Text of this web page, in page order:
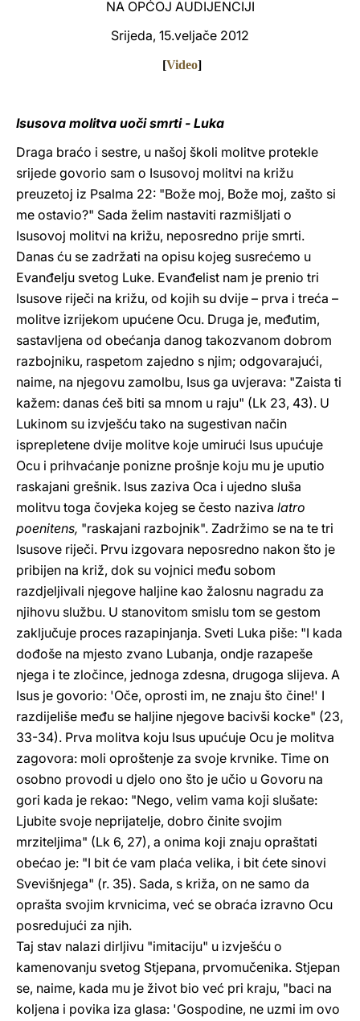
NA OPĆOJ AUDIJENCIJI
Srijeda, 15.veljače 2012
[Video]
Isusova molitva uoči smrti - Luka
Draga braćo i sestre, u našoj školi molitve protekle
srijede govorio sam o Isusovoj molitvi na križu
preuzetoj iz Psalma 22: "Bože moj, Bože moj, zašto si
me ostavio?" Sada želim nastaviti razmišljati o
Isusovoj molitvi na križu, neposredno prije smrti.
Danas ću se zadržati na opisu kojeg susrećemo u
Evanđelju svetog Luke. Evanđelist nam je prenio tri
Isusove riječi na križu, od kojih su dvije – prva i treća –
molitve izrijekom upućene Ocu. Druga je, međutim,
sastavljena od obećanja danog takozvanom dobrom
razbojniku, raspetom zajedno s njim; odgovarajući,
naime, na njegovu zamolbu, Isus ga uvjerava: "Zaista ti
kažem: danas ćeš biti sa mnom u raju" (Lk 23, 43). U
Lukinom su izvješću tako na sugestivan način
isprepletene dvije molitve koje umirući Isus upućuje
Ocu i prihvaćanje ponizne prošnje koju mu je uputio
raskajani grešnik. Isus zaziva Oca i ujedno sluša
molitvu toga čovjeka kojeg se često naziva latro
poenitens, "raskajani razbojnik". Zadržimo se na te tri
Isusove riječi. Prvu izgovara neposredno nakon što je
pribijen na križ, dok su vojnici među sobom
razdjeljivali njegove haljine kao žalosnu nagradu za
njihovu službu. U stanovitom smislu tom se gestom
zaključuje proces razapinjanja. Sveti Luka piše: "I kada
dođoše na mjesto zvano Lubanja, ondje razapeše
njega i te zločince, jednoga zdesna, drugoga slijeva. A
Isus je govorio: 'Oče, oprosti im, ne znaju što čine!' I
razdijeliše među se haljine njegove bacivši kocke" (23,
33-34). Prva molitva koju Isus upućuje Ocu je molitva
zagovora: moli oproštenje za svoje krvnike. Time on
osobno provodi u djelo ono što je učio u Govoru na
gori kada je rekao: "Nego, velim vama koji slušate:
Ljubite svoje neprijatelje, dobro činite svojim
mrziteljima" (Lk 6, 27), a onima koji znaju opraštati
obećao je: "I bit će vam plaća velika, i bit ćete sinovi
Svevišnjega" (r. 35). Sada, s križa, on ne samo da
oprašta svojim krvnicima, već se obraća izravno Ocu
posredujući za njih.
Taj stav nalazi dirljivu "imitaciju" u izvješću o
kamenovanju svetog Stjepana, prvomučenika. Stjepan
se, naime, kada mu je život bio već pri kraju, "baci na
koljena i povika iza glasa: 'Gospodine, ne uzmi im ovo